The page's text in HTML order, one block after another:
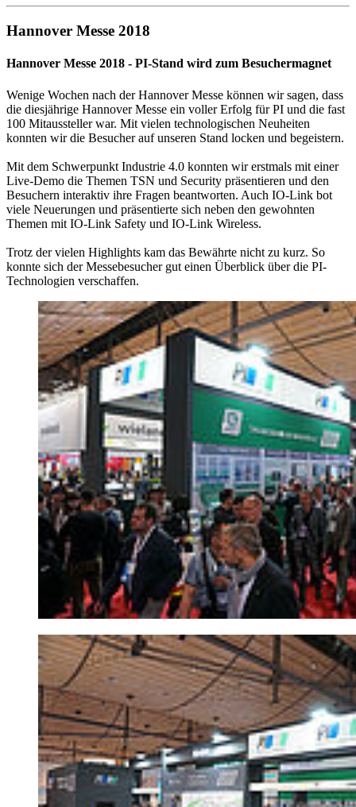
Hannover Messe 2018
Hannover Messe 2018 - PI-Stand wird zum Besuchermagnet
Wenige Wochen nach der Hannover Messe können wir sagen, dass
die diesjährige Hannover Messe ein voller Erfolg für PI und die fast
100 Mitaussteller war. Mit vielen technologischen Neuheiten
konnten wir die Besucher auf unseren Stand locken und begeistern.
Mit dem Schwerpunkt Industrie 4.0 konnten wir erstmals mit einer
Live-Demo die Themen TSN und Security präsentieren und den
Besuchern interaktiv ihre Fragen beantworten. Auch IO-Link bot
viele Neuerungen und präsentierte sich neben den gewohnten
Themen mit IO-Link Safety und IO-Link Wireless.
Trotz der vielen Highlights kam das Bewährte nicht zu kurz. So
konnte sich der Messebesucher gut einen Überblick über die PI-
Technologien verschaffen.